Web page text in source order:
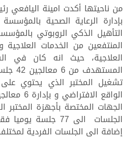
من ناحيتها أكدت امينة اليافعي
بإدارة الرعاية الصحية
التأهيل الذكي الروبوتي
المنتفعين من الخدمات
العلاجية، حيث انه كان في
الواقع
الجهات المختصة بأجهزة
الجلسات الى 77
إضافة الى الجلسات الفردية